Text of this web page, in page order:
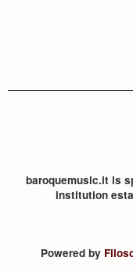
baroquemusic.it is
institution
Powered by